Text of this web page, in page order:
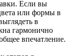
Если вы
или формы в
в
гармонично
впечатление.